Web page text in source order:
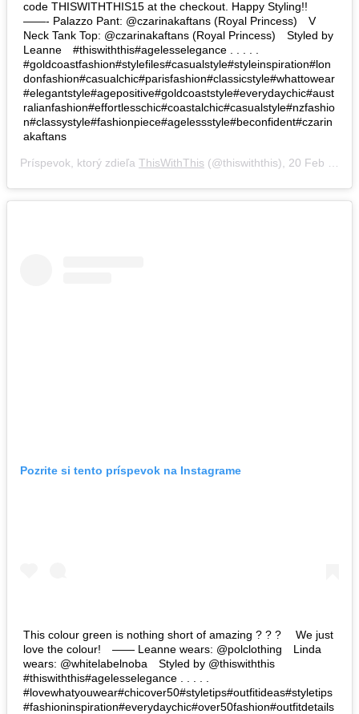
code THISWITHTHIS15 at the checkout. Happy Styling!!
——- Palazzo Pant: @czarinakaftans (Royal Princess)⠀ V
Neck Tank Top: @czarinakaftans (Royal Princess)⠀ Styled by
Leanne⠀ #thiswiththis#agelesselegance . . . . .
#goldcoastfashion#stylefiles#casualstyle#styleinspiration#lon
donfashion#casualchic#parisfashion#classicstyle#whattowear
#elegantstyle#agepositive#goldcoaststyle#everydaychic#aust
ralianfashion#effortlesschic#coastalchic#casualstyle#nzfashio
n#classystyle#fashionpiece#agelessstyle#beconfident#czarin
akaftans
Príspevok, ktorý zdieľa ThisWithThis (@thiswiththis), 20 Feb 2019 o 11:20 PST
Pozrite si tento príspevok na Instagrame
This colour green is nothing short of amazing ? ? ? ⠀ We just
love the colour!⠀ —— Leanne wears: @polclothing⠀ Linda
wears: @whitelabelnoba⠀ Styled by @thiswiththis⠀
#thiswiththis#agelesselegance . . . . .
#lovewhatyouwear#chicover50#styletips#outfitideas#styletips
#fashioninspiration#everydaychic#over50fashion#outfitdetails